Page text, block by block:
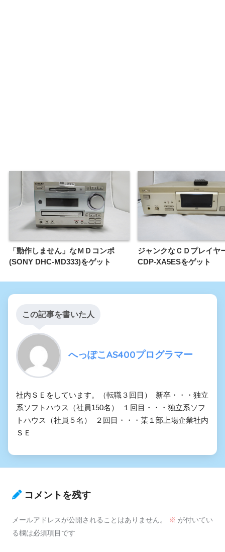
「動作しません」なＭＤコンポ
(SONY DHC-MD333)をゲット
ジャンクなＣＤプレイヤ
CDP-XA5ESをゲット
この記事を書いた人
へっぽこAS400プログラマー
社内ＳＥをしています。（転職３回目） 新卒・・・独立
系ソフトハウス（社員150名） １回目・・・独立系ソフ
トハウス（社員５名） ２回目・・・某１部上場企業社内
ＳＥ
コメントを残す
メールアドレスが公開されることはありません。 ※ が付いてい
る欄は必須項目です